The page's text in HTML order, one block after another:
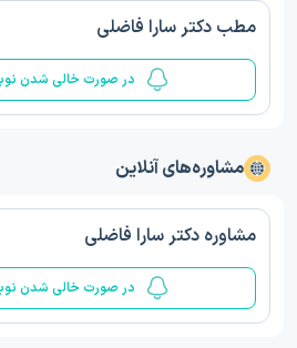
مطب دکتر سارا فاضلی
در صورت خالی شدن
مشاوره‌های آنلاین
مشاوره دکتر سارا فاضلی
در صورت خالی شدن